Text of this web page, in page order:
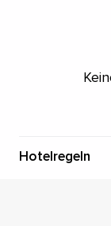
Hotelregeln